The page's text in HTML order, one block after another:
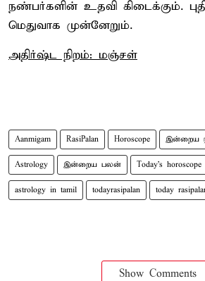
நண்பர்களின் உதவி கிடைக்கும்.
மெதுவாக முன்னேறும்.
அதிர்ஷ்ட நிறம்: மஞ்சள்
Aanmigam RasiPalan Horoscope இன்றைய
Astrology இன்றைய பலன் Today's horoscope
astrology in tamil todayrasipalan today
Show Comments